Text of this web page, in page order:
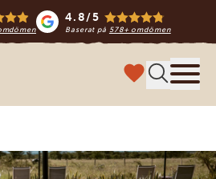
4.8/5
Baserat på 578+ omdömen